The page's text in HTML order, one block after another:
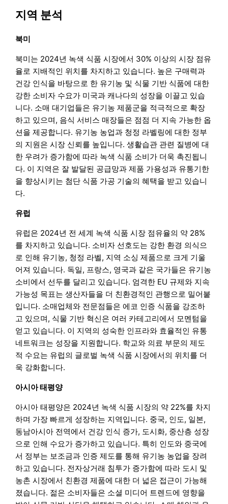
지역 분석
북미
북미는 2024년 녹색 식품 시장에서 30% 이상의 시장 점유
율로 지배적인 위치를 차지하고 있습니다. 높은 구매력과
건강 인식을 바탕으로 한 유기농 및 식물 기반 식품에 대한
강한 소비자 수요가 미국과 캐나다의 성장을 이끌고 있습
니다. 소매 대기업들은 유기농 제품군을 적극적으로 확장
하고 있으며, 음식 서비스 매장들은 점점 더 지속 가능한 옵
션을 제공합니다. 유기농 농업과 청정 라벨링에 대한 정부
의 지원은 시장 신뢰를 높입니다. 생활습관 관련 질병에 대
한 우려가 증가함에 따라 녹색 식품 소비가 더욱 촉진됩니
다. 이 지역은 잘 발달된 공급망과 제품 가용성과 유통기한
을 향상시키는 첨단 식품 가공 기술의 혜택을 받고 있습니
다.
유럽
유럽은 2024년 전 세계 녹색 식품 시장 점유율의 약 28%
를 차지하고 있습니다. 소비자 선호도는 강한 환경 의식으
로 인해 유기농, 청정 라벨, 지역 소싱 제품으로 크게 기울
어져 있습니다. 독일, 프랑스, 영국과 같은 국가들은 유기농
소비에서 선두를 달리고 있습니다. 엄격한 EU 규제와 지속
가능성 목표는 생산자들을 더 친환경적인 관행으로 밀어붙
입니다. 소매업체와 전문점들은 에코 인증 식품을 강조하
고 있으며, 식물 기반 혁신은 여러 카테고리에서 모멘텀을
얻고 있습니다. 이 지역의 성숙한 인프라와 효율적인 유통
네트워크는 성장을 지원합니다. 학교와 의료 부문의 제도
적 수요는 유럽의 글로벌 녹색 식품 시장에서의 위치를 더
욱 강화합니다.
아시아 태평양
아시아 태평양은 2024년 녹색 식품 시장의 약 22%를 차지
하며 가장 빠르게 성장하는 지역입니다. 중국, 인도, 일본,
동남아시아 전역에서 건강 인식 증가, 도시화, 중산층 성장
으로 인해 수요가 증가하고 있습니다. 특히 인도와 중국에
서 정부는 보조금과 인증 제도를 통해 유기농 농업을 장려
하고 있습니다. 전자상거래 침투가 증가함에 따라 도시 및
농촌 시장에서 친환경 제품에 대한 더 넓은 접근이 가능해
졌습니다. 젊은 소비자들은 소셜 미디어 트렌드에 영향을